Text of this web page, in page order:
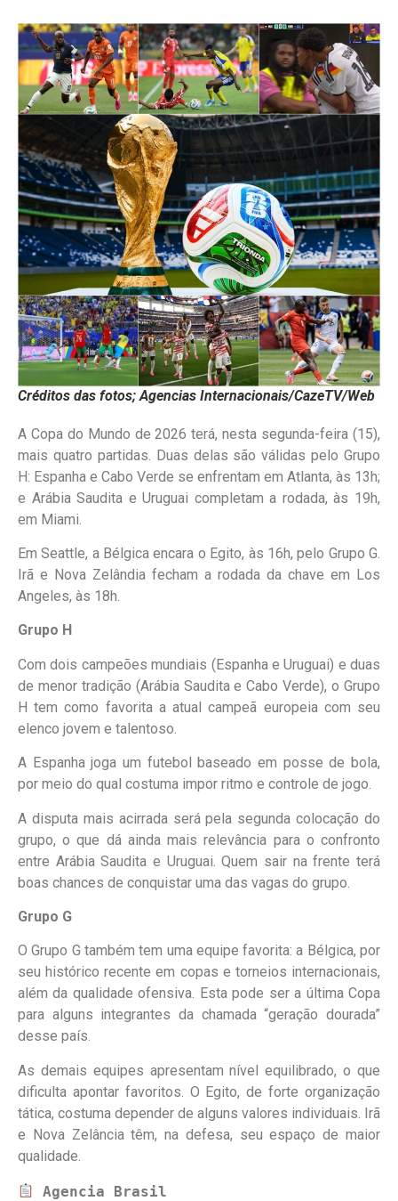
Créditos das fotos; Agencias Internacionais/CazeTV/Web
A Copa do Mundo de 2026 terá, nesta segunda-feira (15),
mais quatro partidas. Duas delas são válidas pelo Grupo
H: Espanha e Cabo Verde se enfrentam em Atlanta, às 13h;
e Arábia Saudita e Uruguai completam a rodada, às 19h,
em Miami.
Em Seattle, a Bélgica encara o Egito, às 16h, pelo Grupo G.
Irã e Nova Zelândia fecham a rodada da chave em Los
Angeles, às 18h.
Grupo H
Com dois campeões mundiais (Espanha e Uruguai) e duas
de menor tradição (Arábia Saudita e Cabo Verde), o Grupo
H tem como favorita a atual campeã europeia com seu
elenco jovem e talentoso.
A Espanha joga um futebol baseado em posse de bola,
por meio do qual costuma impor ritmo e controle de jogo.
A disputa mais acirrada será pela segunda colocação do
grupo, o que dá ainda mais relevância para o confronto
entre Arábia Saudita e Uruguai. Quem sair na frente terá
boas chances de conquistar uma das vagas do grupo.
Grupo G
O Grupo G também tem uma equipe favorita: a Bélgica, por
seu histórico recente em copas e torneios internacionais,
além da qualidade ofensiva. Esta pode ser a última Copa
para alguns integrantes da chamada “geração dourada”
desse país.
As demais equipes apresentam nível equilibrado, o que
dificulta apontar favoritos. O Egito, de forte organização
tática, costuma depender de alguns valores individuais. Irã
e Nova Zelância têm, na defesa, seu espaço de maior
qualidade.
Agencia Brasil